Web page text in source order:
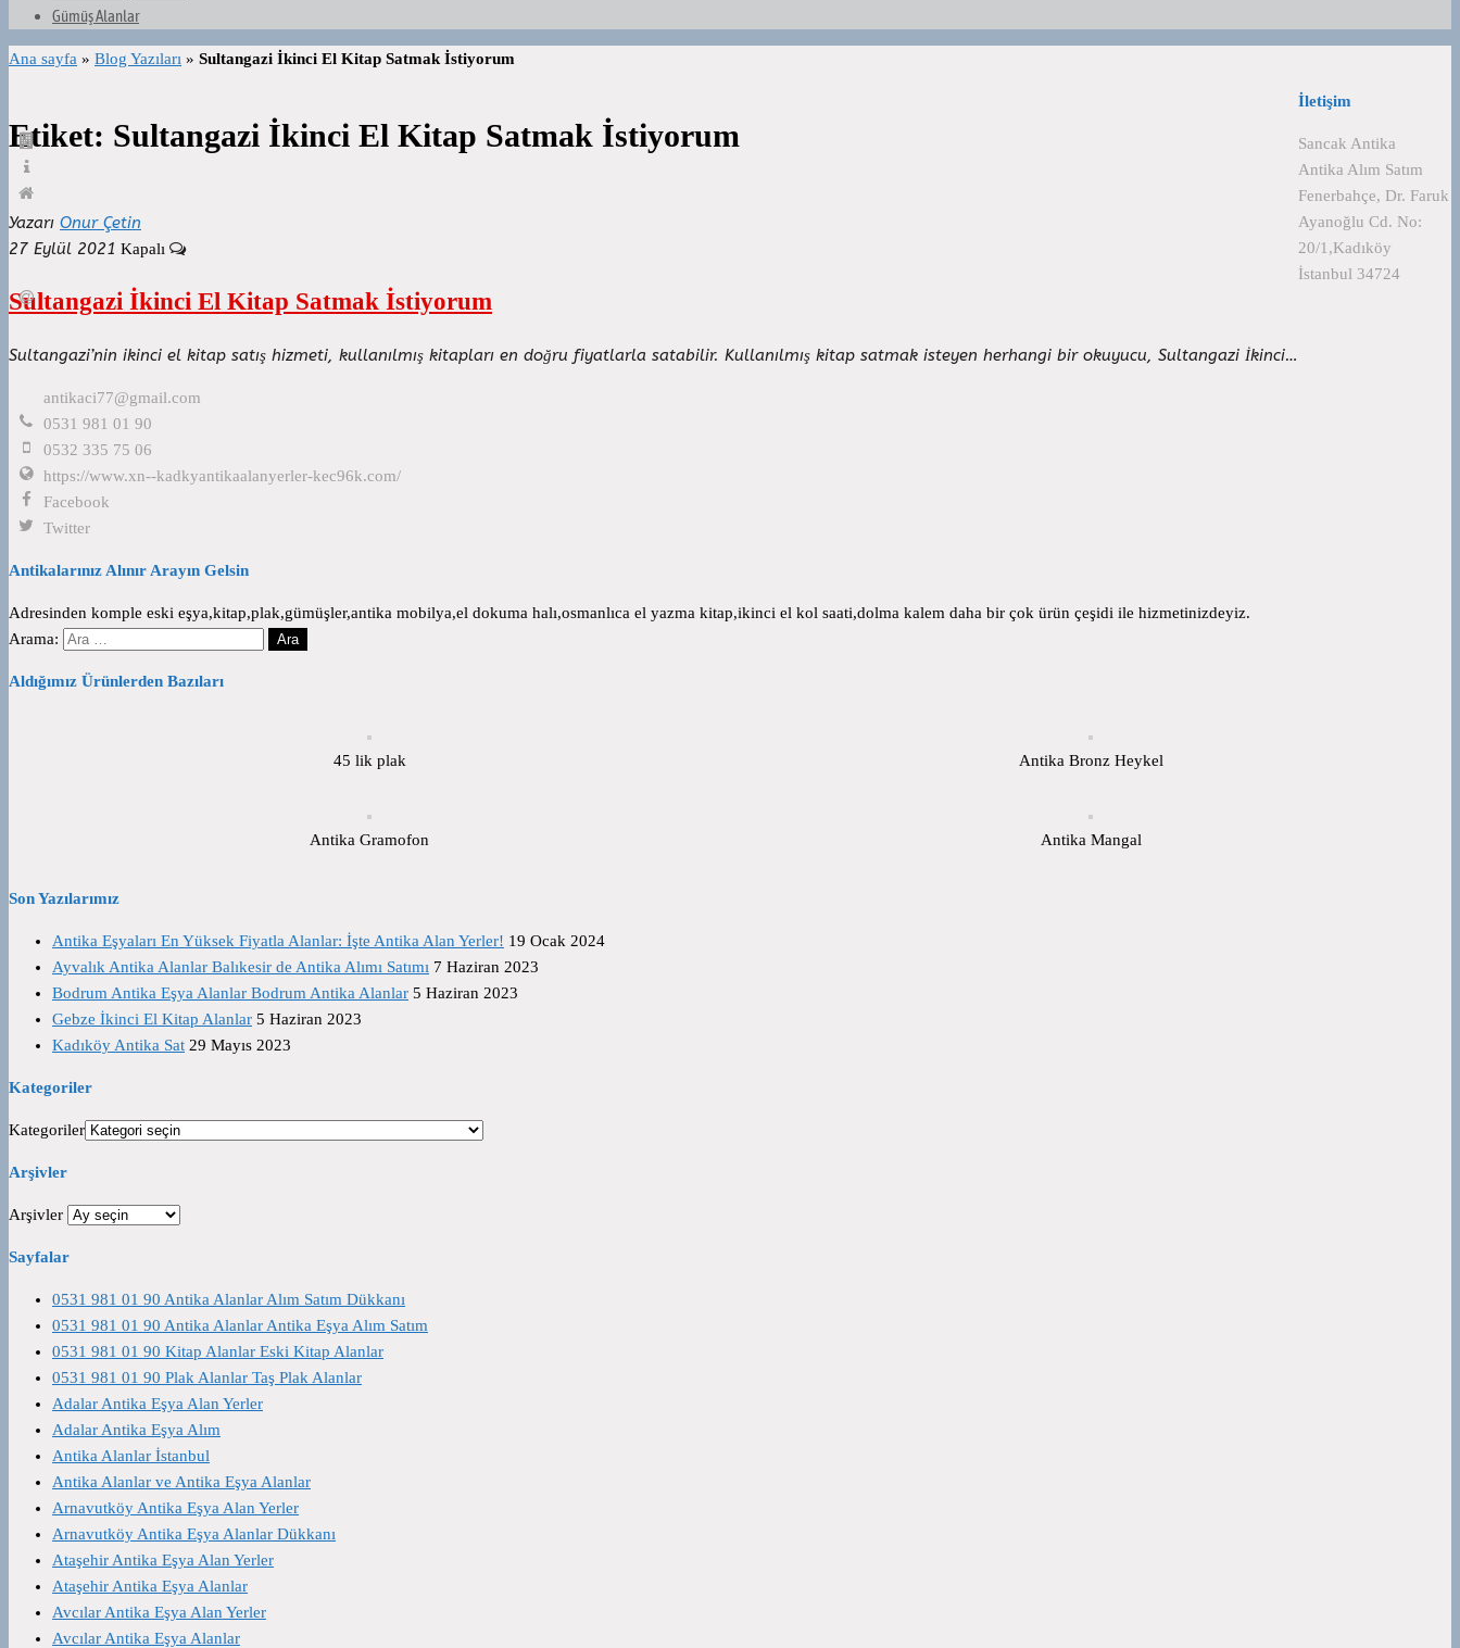
Gümüş Alanlar
Ana sayfa » Blog Yazıları » Sultangazi İkinci El Kitap Satmak İstiyorum
Etiket: Sultangazi İkinci El Kitap Satmak İstiyorum
Yazarı Onur Çetin
27 Eylül 2021 Kapalı
Sultangazi İkinci El Kitap Satmak İstiyorum
Sultangazi’nin ikinci el kitap satış hizmeti, kullanılmış kitapları en doğru fiyatlarla satabilir. Kullanılmış kitap satmak isteyen herhangi bir okuyucu, Sultangazi İkinci…
İletişim
Sancak Antika
Antika Alım Satım
Fenerbahçe, Dr. Faruk
Ayanoğlu Cd. No:
20/1,Kadıköy
İstanbul 34724
antikaci77@gmail.com
0531 981 01 90
0532 335 75 06
https://www.xn--kadkyantikaalanyerler-kec96k.com/
Facebook
Twitter
Antikalarınız Alınır Arayın Gelsin
Adresinden komple eski eşya,kitap,plak,gümüşler,antika mobilya,el dokuma halı,osmanlıca el yazma kitap,ikinci el kol saati,dolma kalem daha bir çok ürün çeşidi ile hizmetinizdeyiz.
Arama:
Aldığımız Ürünlerden Bazıları
45 lik plak Antika Bronz Heykel
Antika Gramofon Antika Mangal
Son Yazılarımız
Antika Eşyaları En Yüksek Fiyatla Alanlar: İşte Antika Alan Yerler! 19 Ocak 2024
Ayvalık Antika Alanlar Balıkesir de Antika Alımı Satımı 7 Haziran 2023
Bodrum Antika Eşya Alanlar Bodrum Antika Alanlar 5 Haziran 2023
Gebze İkinci El Kitap Alanlar 5 Haziran 2023
Kadıköy Antika Sat 29 Mayıs 2023
Kategoriler
Kategoriler
Arşivler
Arşivler
Sayfalar
0531 981 01 90 Antika Alanlar Alım Satım Dükkanı
0531 981 01 90 Antika Alanlar Antika Eşya Alım Satım
0531 981 01 90 Kitap Alanlar Eski Kitap Alanlar
0531 981 01 90 Plak Alanlar Taş Plak Alanlar
Adalar Antika Eşya Alan Yerler
Adalar Antika Eşya Alım
Antika Alanlar İstanbul
Antika Alanlar ve Antika Eşya Alanlar
Arnavutköy Antika Eşya Alan Yerler
Arnavutköy Antika Eşya Alanlar Dükkanı
Ataşehir Antika Eşya Alan Yerler
Ataşehir Antika Eşya Alanlar
Avcılar Antika Eşya Alan Yerler
Avcılar Antika Eşya Alanlar